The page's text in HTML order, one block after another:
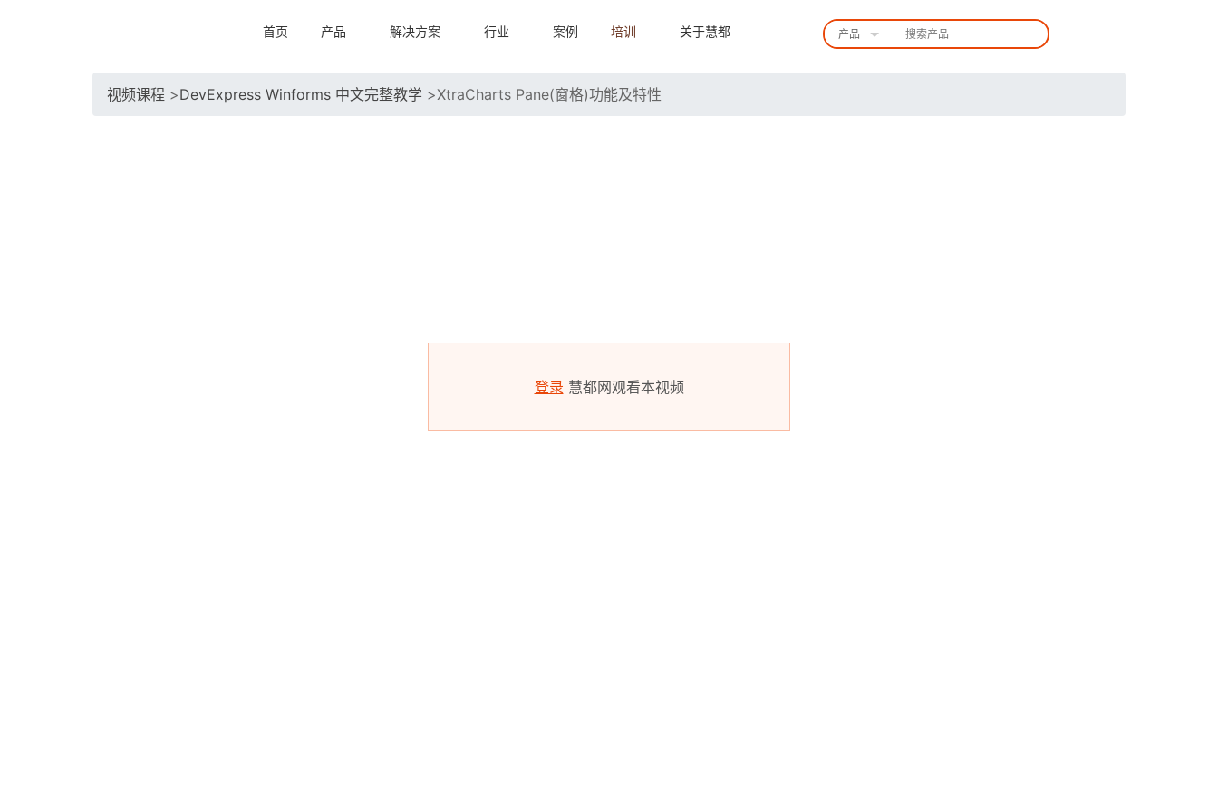
首页 产品 解决方案 行业 案例 培训 关于慧都 产品
视频课程 >DevExpress Winforms 中文完整教学 >XtraCharts Pane(窗格)功能及特性
登录 慧都网观看本视频